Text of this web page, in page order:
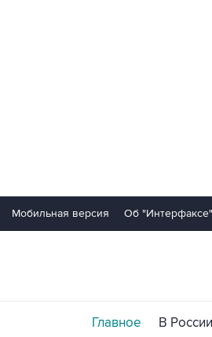
Мобильная версия Об "Интерфаксе"
Главное В России